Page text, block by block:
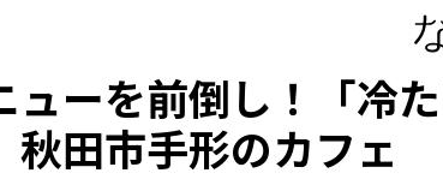
ューを前倒し！「冷
田市手形のカフェ